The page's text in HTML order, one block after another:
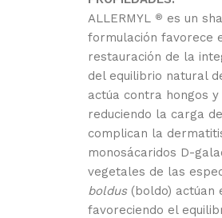
ALLERMYL ® es un
formulación favorece
restauración de la
del equilibrio natural
actúa contra hongos
reduciendo la carga
complican la
monosácaridos D-
vegetales de las
boldus(boldo) actúan
favoreciendo el